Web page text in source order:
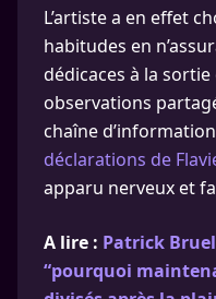
L’artiste a en effet
habitudes en
dédicaces à la sortie
observations
chaîne
déclarations de
apparu nerveux et
A lire : Patrick
“pourquoi